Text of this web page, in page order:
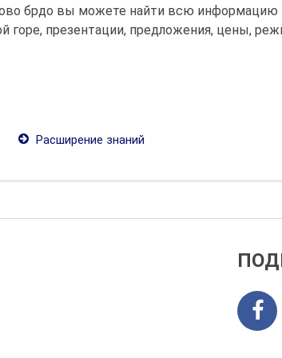
брдо вы можете найти всю информацию
горе, презентации, предложения, цены,
Расширение знаний